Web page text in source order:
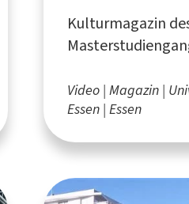
Kulturmagazin
Universität
Video Magazin
Essen Essen